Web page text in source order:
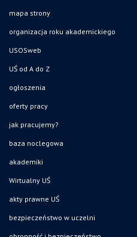
mapa strony
organizacja roku akademickiego
USOSweb
UŚ od A do Z
ogłoszenia
oferty pracy
jak pracujemy?
baza noclegowa
akademiki
Wirtualny UŚ
akty prawne UŚ
bezpieczeństwo w uczelni